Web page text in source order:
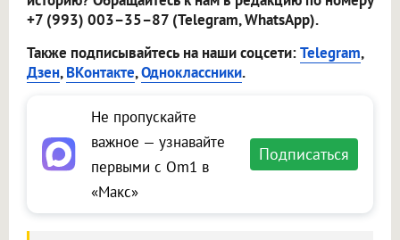
+7 (993) 003–35–87 (Telegram, WhatsApp).
Также подписывайтесь на наши соцсети:Telegram,
Дзен,ВКонтакте,Одноклассники.
Не пропускайте
важное — узнавайте
первыми с Om1 в
«Макс»
Подписаться